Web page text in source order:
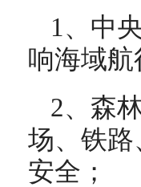
1、中
响海域
2、森
场、铁
安全；